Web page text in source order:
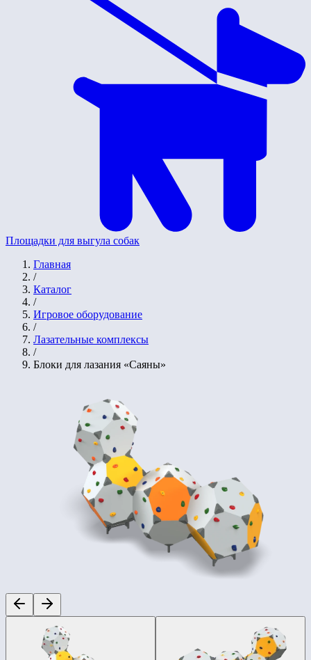
Площадки для выгула собак
Главная
/
Каталог
/
Игровое оборудование
/
Лазательные комплексы
/
Блоки для лазания «Саяны»